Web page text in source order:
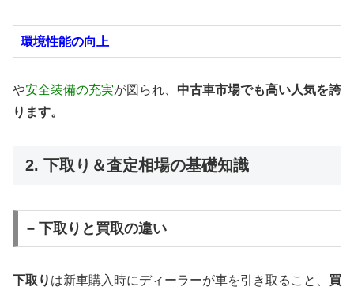
環境性能の向上
や安全装備の充実が図られ、 中古車市場でも高い人気を誇
ります。
2. 下取り＆査定相場の基礎知識
– 下取りと買取の違い
下取り は新車購入時にディーラーが車を引き取ること、 買